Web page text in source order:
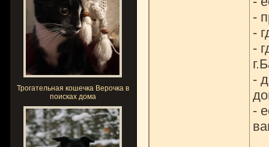
Трогательная кошечка Верочка в
поисках дома
-
-
-
-
-